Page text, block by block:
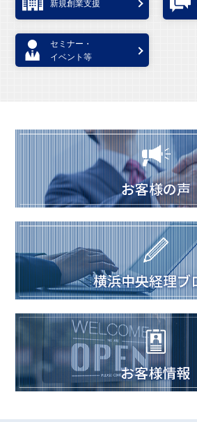
新規創業支援
セミナー・
イベント等